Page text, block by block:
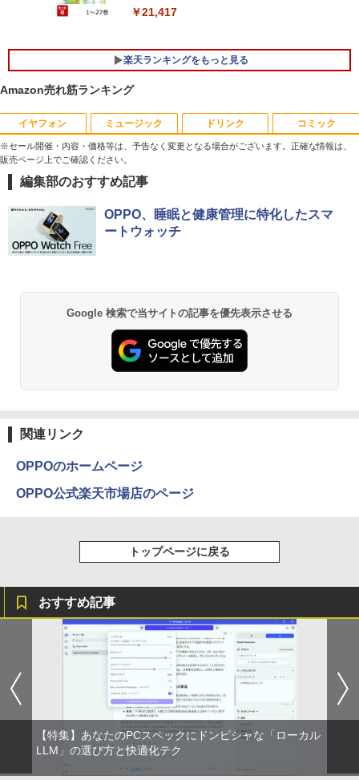
5
【期間限定破格金額！】新生活 新古品 W
in11搭載 パソコンノートパソコンoffice
付き 初心者向けノートPC 初期設定済 1
5.6型 インテル高速CPU ランダムで発送
Webカメラ zoom 軽量薄型 無線 型番更
新で在庫処分
￥36,740
【エントリーでポイント100％還元チャ
ンス】GMKtec G10 ミニPC【AMD Ryz
1T SSD】4C/8T 3.7GHz 64GB 16T拡張
Windows11 Pro 8K/4K 3画面出力 LAN *
2 WiFi5 Bluetooth5.0 Nucbox みにpc
スプレイ 23.8型/LCD-A241DB
￥21,417
楽天ランキングをもっと見る
Amazon売れ筋ランキング
イヤフォン
Anker Soundcore P40i オフホワイト
￥7,990
￥5,990
【2026年アップグレード版】AOKIMI ワイヤ
レスイヤホン bluetooth イヤホン V12 小型
セリング 自動ペアリング Type-C充電 マイク
付き 防水 タッチ式音量調整 スポーツ/通勤/通
学/WEB会議(ホワイト)
Xiaomi シャオミ REDMI Buds 8 Lite ワイヤ
レスイヤホン Bluetooth 5.4 ノイズキャンセ
リング ANC 36時間再生
￥3,480
ミュージック
BRUCE WAYNE feat. Flo Milli, ATL Jacob
￥250
[Explicit]
On My Road (Stadium ver.)
BUGS LIFE
￥250
ドリンク
by Amazon 天然水 ラベルレス 500ml ×24本
ウォーター ペットボトル 静岡県産 500ミリリ
ットル (Smart Basic)
【Amazon.co.jp限定】 い・ろ・は・す 2L P
ET ラベルレス ×8本
￥1,112
by Amazon 炭酸水 ラベルレス 500ml ×24本
￥1,625
みきった日本の水 2L 8本 ラベルレス [ ケース
] [ 水 ] [ ペットボトル ] [ 箱買い ] [ ストック
] [ 水分補給 ]
￥998
コミック
薬屋のひとりごと 17巻 (デジタル版ビッグガ
￥770
エース)
HUNTER×HUNTER モノクロ版 39 (ジャンプ
コミックスDIGITAL)
スーパーの裏でヤニ吸うふたり 9巻 (デジタル
￥810
※セール開催・内容・価格等は、予告なく変更となる場合がございます。正確な情報は、
販売ページ上でご確認ください。
編集部のおすすめ記事
OPPO、睡眠と健康管理に特化したスマ
ートウォッチ
Google 検索で当サイトの記事を優先表示させる
関連リンク
OPPOのホームページ
OPPO公式楽天市場店のページ
トップページに戻る
おすすめ記事
【特集】あなたのPCスペックにドンピシャな「ローカル
LLM」の選び方と快適化テク